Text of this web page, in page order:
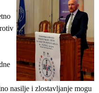
nasilje i zlostavljanje mogu